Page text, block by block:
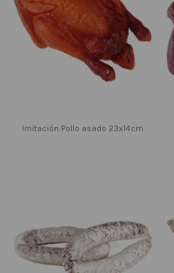
Imitación Pollo asado 23x14cm